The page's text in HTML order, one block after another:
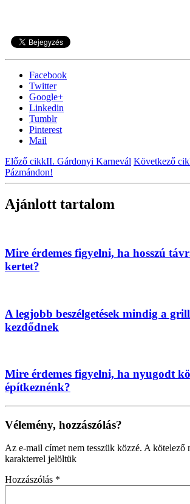
Facebook
Twitter
Google+
Linkedin
Tumblr
Pinterest
Mail
Előző cikkII. Gárdonyi Karnevál Következő
Pázmándon!
Ajánlott tartalom
Mire érdemes figyelni, ha hosszú
kertet?
A legjobb beszélgetések mindig a
kezdődnek
Mire érdemes figyelni, ha nyugodt
építkeznénk?
Vélemény, hozzászólás?
Az e-mail címet nem tesszük közzé. A kötelező
karakterrel jelöltük
Hozzászólás *